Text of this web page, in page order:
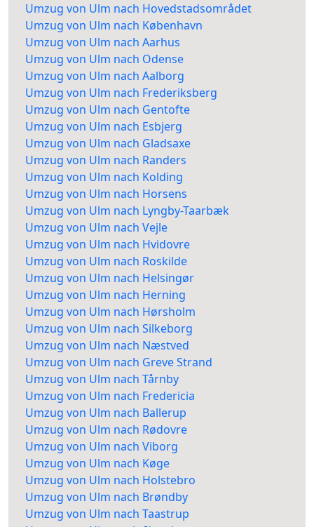
Umzug von Ulm nach Hovedstadsområdet
Umzug von Ulm nach København
Umzug von Ulm nach Aarhus
Umzug von Ulm nach Odense
Umzug von Ulm nach Aalborg
Umzug von Ulm nach Frederiksberg
Umzug von Ulm nach Gentofte
Umzug von Ulm nach Esbjerg
Umzug von Ulm nach Gladsaxe
Umzug von Ulm nach Randers
Umzug von Ulm nach Kolding
Umzug von Ulm nach Horsens
Umzug von Ulm nach Lyngby-Taarbæk
Umzug von Ulm nach Vejle
Umzug von Ulm nach Hvidovre
Umzug von Ulm nach Roskilde
Umzug von Ulm nach Helsingør
Umzug von Ulm nach Herning
Umzug von Ulm nach Hørsholm
Umzug von Ulm nach Silkeborg
Umzug von Ulm nach Næstved
Umzug von Ulm nach Greve Strand
Umzug von Ulm nach Tårnby
Umzug von Ulm nach Fredericia
Umzug von Ulm nach Ballerup
Umzug von Ulm nach Rødovre
Umzug von Ulm nach Viborg
Umzug von Ulm nach Køge
Umzug von Ulm nach Holstebro
Umzug von Ulm nach Brøndby
Umzug von Ulm nach Taastrup